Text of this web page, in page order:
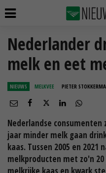
Nederlander
melk en eet
NIEUWS MELKVEE PIETER
Nederlandse
jaar minder melk gaan
kaas. Tussen 2005 en
melkproducten met zo'n